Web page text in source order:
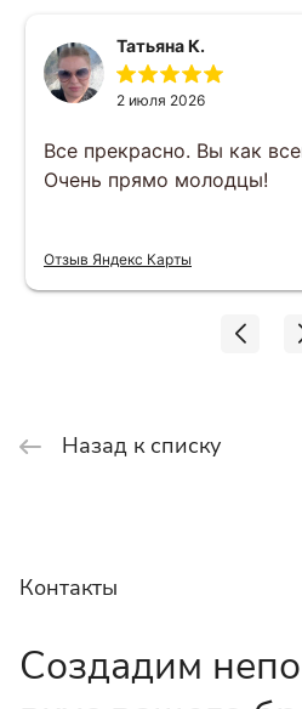
Татьяна К.
2 июля 2026
Все прекрасно. Вы как
Очень прямо молодцы!
Отзыв Яндекс Карты
Назад к списку
Контакты
Создадим